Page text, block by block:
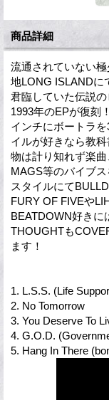
商品詳細
流通されていない
地LONG ISLANDに
君臨していた伝説
1993年のEPが復刻
インチにボートラ
イルが好きなら教
物は計り知れず楽
MAGS等のバイブ
スタイルにて
FURY OF FIVEや
BEATDOWN好きに
THOUGHTも
ます！
1. L.S.S. (Life
2. No Tomorrow
3. You Deserve To
4. G.O.D.
5. Hang In There